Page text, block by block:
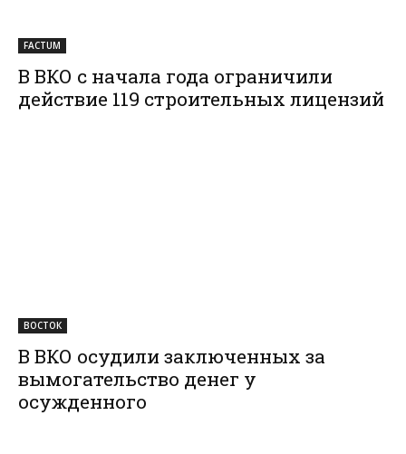
FACTUM
В ВКО с начала года ограничили
действие 119 строительных лицензий
ВОСТОК
В ВКО осудили заключенных за
вымогательство денег у
осужденного